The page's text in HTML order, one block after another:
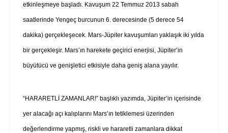
etkinleşmeye başladı. Kavuşum 22 Temmuz 2013 sabah
saatlerinde Yengeç burcunun 6. derecesinde (5 derece 54
dakika) gerçekleşecek. Mars-Jüpiter kavuşumları yaklaşık iki yılda
bir gerçekleşir. Mars’ın harekete geçirici enerjisi, Jüpiter’in
büyütücü ve genişletici etkisiyle daha geniş alana yayılır.
“HARARETLİ ZAMANLAR!” başlıklı yazımda, Jüpiter’in içerisinde
yer alacağı açı kalıplarını Mars’ın tetiklemesi üzerinden
değerlendirme yapmış, riskli ve hararetli zamanlara dikkat